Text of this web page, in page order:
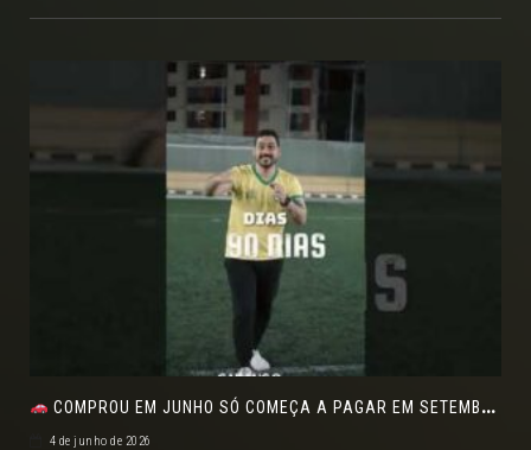
COMPROU EM JUNHO SÓ COMEÇA A PAGAR EM SETEMBRO!NO FEIRÃO DE VERDADE EM ARACJU
4 de junho de 2026